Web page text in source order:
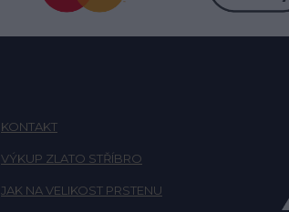
KONTAKT
VÝKUP ZLATO STŘÍBRO
JAK NA VELIKOST PRSTENU